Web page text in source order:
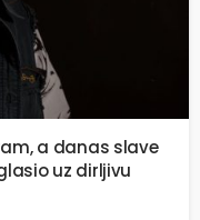
a danas slave
uz dirljivu